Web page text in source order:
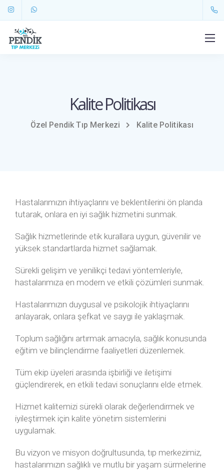
Kalite Politikası
Özel Pendik Tıp Merkezi Kalite Politikası
Hastalarımızın ihtiyaçlarını ve beklentilerini ön planda
tutarak, onlara en iyi sağlık hizmetini sunmak.
Sağlık hizmetlerinde etik kurallara uygun, güvenilir ve
yüksek standartlarda hizmet sağlamak.
Sürekli gelişim ve yenilikçi tedavi yöntemleriyle,
hastalarımıza en modern ve etkili çözümleri sunmak.
Hastalarımızın duygusal ve psikolojik ihtiyaçlarını
anlayarak, onlara şefkat ve saygı ile yaklaşmak.
Toplum sağlığını artırmak amacıyla, sağlık konusunda
eğitim ve bilinçlendirme faaliyetleri düzenlemek.
Tüm ekip üyeleri arasında işbirliği ve iletişimi
güçlendirerek, en etkili tedavi sonuçlarını elde etmek.
Hizmet kalitemizi sürekli olarak değerlendirmek ve
iyileştirmek için kalite yönetim sistemlerini
uygulamak.
Bu vizyon ve misyon doğrultusunda, tıp merkezimiz,
hastalarımızın sağlıklı ve mutlu bir yaşam sürmelerine